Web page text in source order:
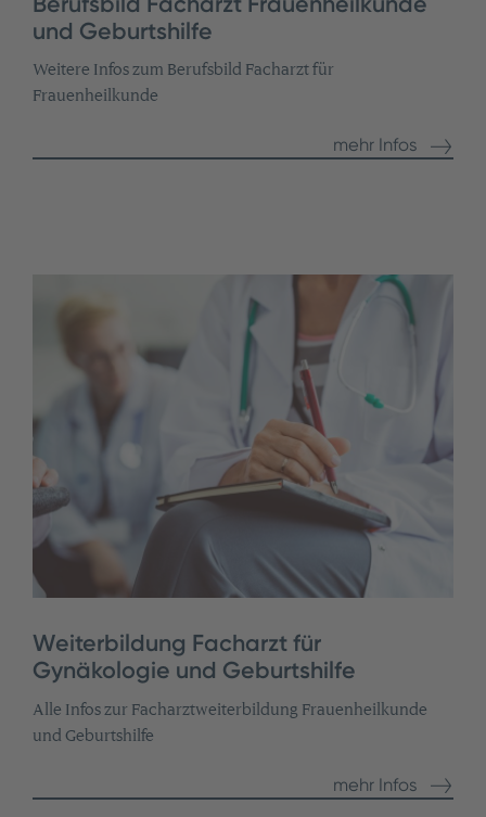
und Geburtshilfe
Weitere Infos zum Berufsbild Facharzt für
Frauenheilkunde
mehr Infos
Weiterbildung Facharzt für
Gynäkologie und Geburtshilfe
Alle Infos zur Facharztweiterbildung Frauenheilkunde
und Geburtshilfe
mehr Infos